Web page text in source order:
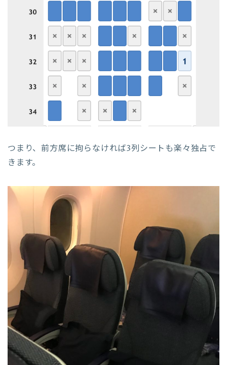
つまり、前方席に拘らなければ3列シートも楽々独占で
きます。